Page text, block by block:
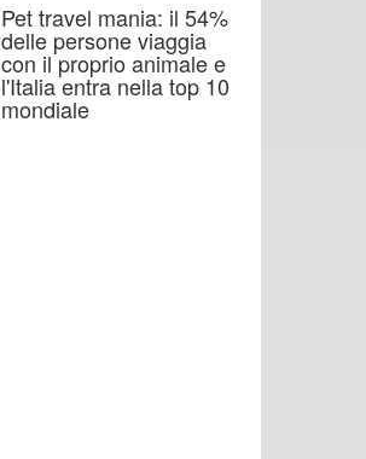
Pet travel mania: il 54%
delle persone viaggia
con il proprio animale e
l'Italia entra nella top 10
mondiale